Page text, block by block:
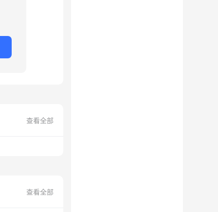
查看全部
查看全部